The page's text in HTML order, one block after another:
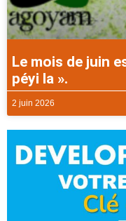
Le mois de juin
péyi la ».
2 juin 2026